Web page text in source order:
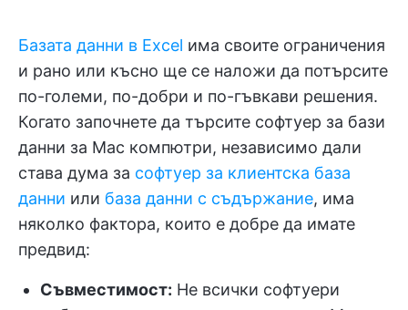
Базата данни в Excel има своите ограничения
и рано или късно ще се наложи да потърсите
по-големи, по-добри и по-гъвкави решения.
Когато започнете да търсите софтуер за бази
данни за Mac компютри, независимо дали
става дума за софтуер за клиентска база
данни или база данни с съдържание, има
няколко фактора, които е добре да имате
предвид:
Съвместимост: Не всички софтуери